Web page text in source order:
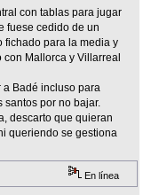
con tablas para jugar
fuese cedido de un
fichado para la media y
Mallorca y Villarreal
a Badé incluso para
santos por no bajar.
descarto que quieran
queriendo se gestiona
En línea